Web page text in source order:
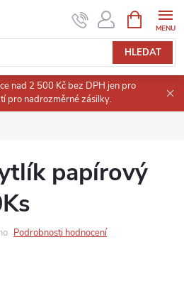
HLEDAT
NÁKUPNÍ
KOŠÍK
nad 2 500 Kč bez DPH jen pro
pro nadrozměrné zásilky.
papírový
Podrobnosti hodnocení